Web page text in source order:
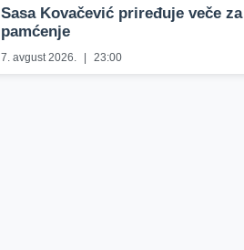
Sasa Kovačević priređuje veče za
pamćenje
7. avgust 2026. 23:00